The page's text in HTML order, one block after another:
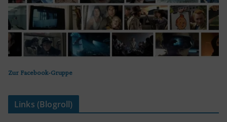
Zur Facebook-Gruppe
Links (Blogroll)